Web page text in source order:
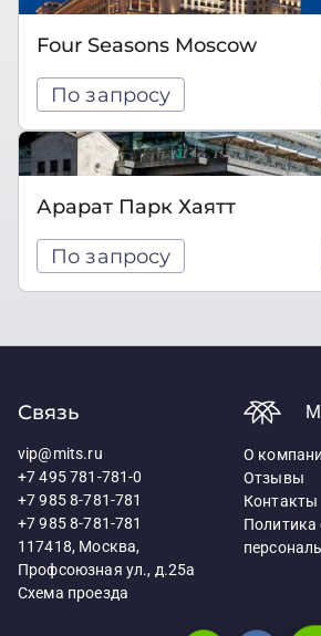
Four Seasons Moscow
По запросу
Арарат Парк Хаятт
По запросу
Связь
vip@mits.ru
+7 495 781-781-0
+7 985 8-781-781
+7 985 8-781-781
117418, Москва,
Профсоюзная ул., д.25а
Схема проезда
О
Отзывы
Контакты
Политика